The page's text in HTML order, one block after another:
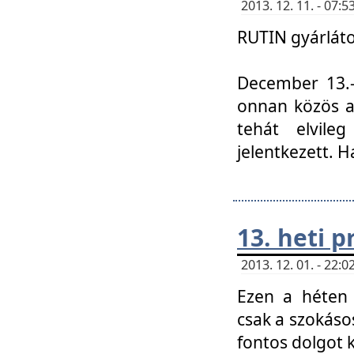
2013. 12. 11. -
RUTIN
December
onnan közös
tehát
jelentkezett.
13. heti
2013. 12. 01. -
Ezen a
csak a
fontos dolgot